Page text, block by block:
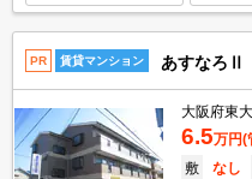
PR 賃貸マンション あすなろⅡ
大阪府東
6.5万円(
敷
なし